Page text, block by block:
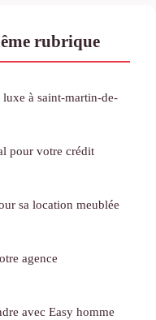
rubrique
luxe à saint-martin-de-
pour votre crédit
sa location meublée
agence
avec Easy homme